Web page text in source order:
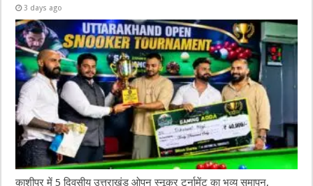
3 days ago
काशीपुर में 5 दिवसीय उत्तराखंड ओपन स्नूकर टूर्नामेंट का भव्य समापन,